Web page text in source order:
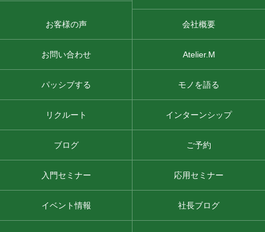
お客様の声 会社概要
お問い合わせ Atelier.M
パッシブする モノを語る
リクルート インターンシップ
ブログ ご予約
入門セミナー 応用セミナー
イベント情報 社長ブログ